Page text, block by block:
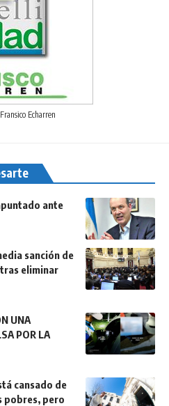
Echarren
ante
sanción de
eliminar
UNA
POR LA
cansado de
pobres, pero